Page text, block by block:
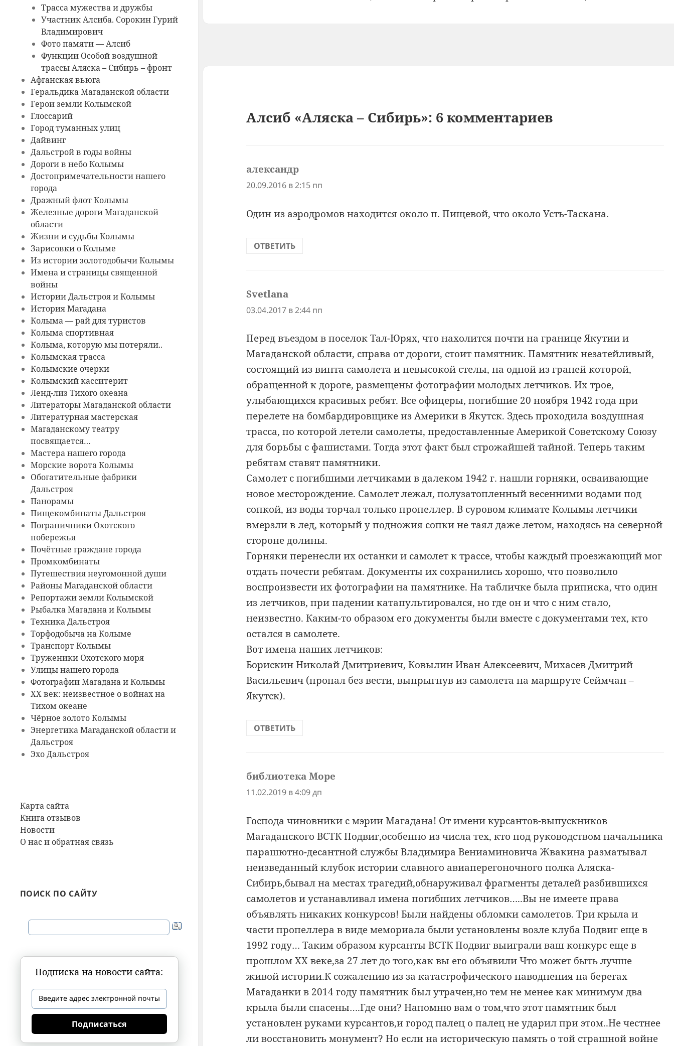
Трасса мужества и дружбы
Участник Алсиба. Сорокин Гурий
Владимирович
Фото памяти — Алсиб
Функции Особой воздушной
трассы Аляска – Сибирь – фронт
Афганская вьюга
Геральдика Магаданской области
Герои земли Колымской
Глоссарий
Город туманных улиц
Дайвинг
Дальстрой в годы войны
Дороги в небо Колымы
Достопримечательности нашего
города
Дражный флот Колымы
Железные дороги Магаданской
области
Жизни и судьбы Колымы
Зарисовки о Колыме
Из истории золотодобычи Колымы
Имена и страницы священной
войны
Истории Дальстроя и Колымы
История Магадана
Колыма — рай для туристов
Колыма спортивная
Колыма, которую мы потеряли..
Колымская трасса
Колымские очерки
Колымский касситерит
Ленд-лиз Тихого океана
Литераторы Магаданской области
Литературная мастерская
Магаданскому театру
посвящается…
Мастера нашего города
Морские ворота Колымы
Обогатительные фабрики
Дальстроя
Панорамы
Пищекомбинаты Дальстроя
Пограничники Охотского
побережья
Почётные граждане города
Промкомбинаты
Путешествия неугомонной души
Районы Магаданской области
Репортажи земли Колымской
Рыбалка Магадана и Колымы
Техника Дальстроя
Торфодобыча на Колыме
Транспорт Колымы
Труженики Охотского моря
Улицы нашего города
Фотографии Магадана и Колымы
ХХ век: неизвестное о войнах на
Тихом океане
Чёрное золото Колымы
Энергетика Магаданской области и
Дальстроя
Эхо Дальстроя
Карта сайта
Книга отзывов
Новости
О нас и обратная связь
ПОИСК ПО САЙТУ
Подписка на новости сайта:
Подписаться
Алсиб «Аляска – Сибирь»: 6 комментариев
александр:
20.09.2016 в 2:15 пп
Один из аэродромов находится около п. Пищевой, что около Усть-Таскана.
ОТВЕТИТЬ
Svetlana:
03.04.2017 в 2:44 пп
Перед въездом в поселок Тал-Юрях, что нахолится почти на границе Якутии и
Магаданской области, справа от дороги, стоит памятник. Памятник незатейливый,
состоящий из винта самолета и невысокой стелы, на одной из граней которой,
обращенной к дороге, размещены фотографии молодых летчиков. Их трое,
улыбающихся красивых ребят. Все офицеры, погибшие 20 ноября 1942 года при
перелете на бомбардировщике из Америки в Якутск. Здесь проходила воздушная
трасса, по которой летели самолеты, предоставленные Америкой Советскому Союзу
для борьбы с фашистами. Тогда этот факт был строжайшей тайной. Теперь таким
ребятам ставят памятники.
Самолет с погибшими летчиками в далеком 1942 г. нашли горняки, осваивающие
новое месторождение. Самолет лежал, полузатопленный весенними водами под
сопкой, из воды торчал только пропеллер. В суровом климате Колымы летчики
вмерзли в лед, который у подножия сопки не таял даже летом, находясь на северной
стороне долины.
Горняки перенесли их останки и самолет к трассе, чтобы каждый проезжающий мог
отдать почести ребятам. Документы их сохранились хорошо, что позволило
воспроизвести их фотографии на памятнике. На табличке была приписка, что один
из летчиков, при падении катапультировался, но где он и что с ним стало,
неизвестно. Каким-то образом его документы были вместе с документами тех, кто
остался в самолете.
Вот имена наших летчиков:
Борискин Николай Дмитриевич, Ковылин Иван Алексеевич, Михасев Дмитрий
Васильевич (пропал без вести, выпрыгнув из самолета на маршруте Сеймчан –
Якутск).
ОТВЕТИТЬ
библиотека Море
11.02.2019 в 4:09 дп
Господа чиновники с мэрии Магадана! От имени курсантов-выпускников
Магаданского ВСТК Подвиг,особенно из числа тех, кто под руководством начальника
парашютно-десантной службы Владимира Вениаминовича Жвакина разматывал
неизведанный клубок истории славного авиаперегоночного полка Аляска-
Сибирь,бывал на местах трагедий,обнаруживал фрагменты деталей разбившихся
самолетов и устанавливал имена погибших летчиков…..Вы не имеете права
объявлять никаких конкурсов! Были найдены обломки самолетов. Три крыла и
части пропеллера в виде мемориала были установлены возле клуба Подвиг еще в
1992 году… Таким образом курсанты ВСТК Подвиг выиграли ваш конкурс еще в
прошлом ХХ веке,за 27 лет до того,как вы его объявили Что может быть лучше
живой истории.К сожалению из за катастрофического наводнения на берегах
Магаданки в 2014 году памятник был утрачен,но тем не менее как минимум два
крыла были спасены….Где они? Напомню вам о том,что этот памятник был
установлен руками курсантов,и город палец о палец не ударил при этом..Не честнее
ли восстановить монумент? Но если на историческую память о той страшной войне